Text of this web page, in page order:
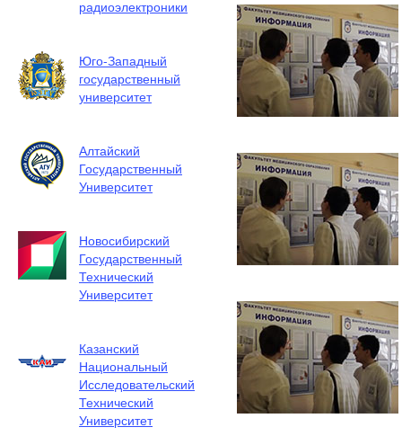
радиоэлектроники
Юго-Западный
государственный
университет
Алтайский
Государственный
Университет
Новосибирский
Государственный
Технический
Университет
Казанский
Национальный
Исследовательский
Технический
Университет